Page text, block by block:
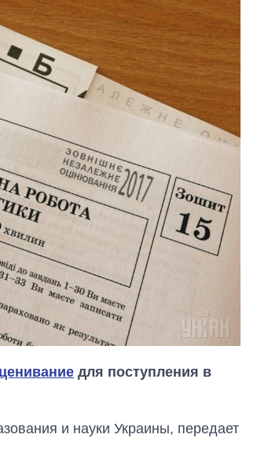
для поступления в
и науки Украины, передает